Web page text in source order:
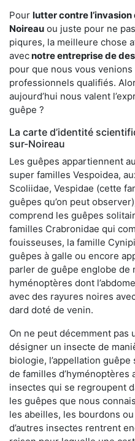
Pour lutter contre
Noireau ou juste pour ne
piqures, la meilleure chose
avecnotre entreprise de
pour que nous vous venions
professionnels qualifiés.
aujourd’hui nous valent
guêpe ?
La carte d’identité
sur-Noireau
Les guêpes appartiennent
super familles Vespoidea,
Scoliidae, Vespidae (cette
guêpes qu’on peut
comprend les guêpes
familles Crabronidae qui
fouisseuses, la famille
guêpes à galle ou encore
parler de guêpe englobe de
hyménoptères dont
avec des rayures noires
dard doté de venin.
On ne peut décemment pas
désigner un insecte de
biologie, l’appellation
de familles d’hyménoptères
insectes qui se regroupent
les guêpes que nous
les abeilles, les bourdons
d’autres insectes rentrent